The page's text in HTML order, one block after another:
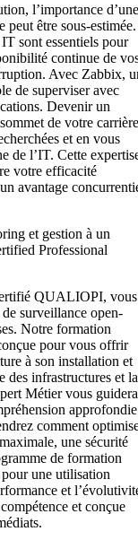
l’importance d’une
peut être sous-estimée.
sont essentiels pour
continue de
Avec Zabbix,
de superviser avec
Devenir un
de votre
et en vous
de l’IT. Cette
votre efficacité
avantage
et gestion à un
Professional
QUALIOPI, vous
surveillance open-
Notre formation
pour vous offrir
à son installation et
des infrastructures et la
Métier vous guidera
approfondie
comment
une sécurité
de formation
une utilisation
et
et conçue